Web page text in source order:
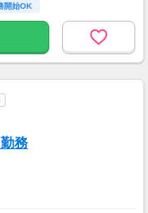
開始OK
務